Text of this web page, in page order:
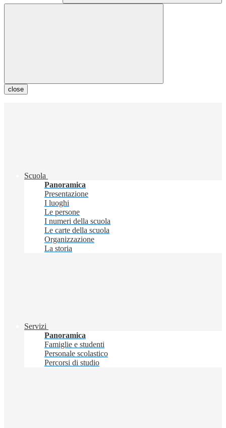
close
Scuola
Panoramica
Presentazione
I luoghi
Le persone
I numeri della scuola
Le carte della scuola
Organizzazione
La storia
Servizi
Panoramica
Famiglie e studenti
Personale scolastico
Percorsi di studio